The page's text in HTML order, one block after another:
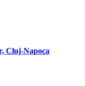
Cluj-Napoca